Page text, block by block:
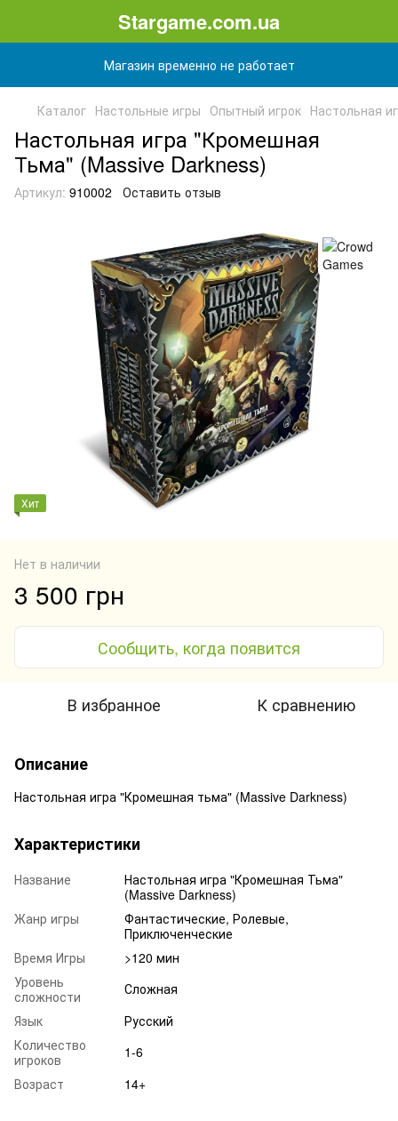
Stargame.com.ua
Магазин временно не работает
Каталог Настольные игры Опытный игрок Настольная
Настольная игра "Кромешная
Тьма" (Massive Darkness)
Артикул: 910002 Оставить отзыв
Хит
Нет в наличии
3 500 грн
Сообщить, когда появится
В избранное К сравнению
Описание
Настольная игра "Кромешная тьма" (Massive Darkness)
Характеристики
Название
Настольная игра "Кромешная Тьма"
(Massive Darkness)
Жанр игры
Фантастические, Ролевые,
Приключенческие
Время Игры
>120 мин
Уровень
сложности
Сложная
Язык
Русский
Количество
игроков
1-6
Возраст
14+